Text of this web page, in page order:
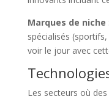
Marques de niche
spécialisés
voir le jour avec
Les secteurs où